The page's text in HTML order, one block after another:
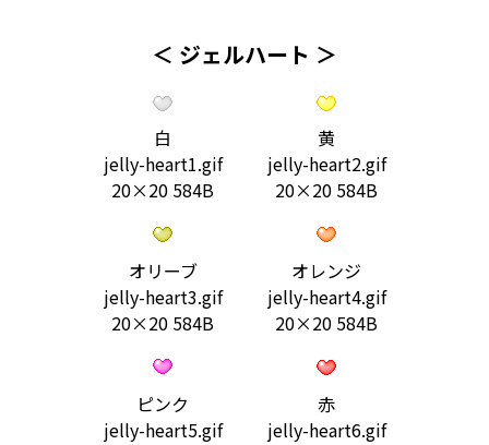
＜ ジェルハート ＞
白
jelly-heart1.gif
20×20 584B
黄
jelly-heart2.gif
20×20 584B
オリーブ
jelly-heart3.gif
20×20 584B
オレンジ
jelly-heart4.gif
20×20 584B
ピンク
jelly-heart5.gif
赤
jelly-heart6.gif